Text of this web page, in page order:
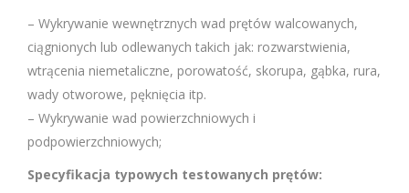
– Wykrywanie wewnętrznych wad prętów walcowanych,
ciągnionych lub odlewanych takich jak: rozwarstwienia,
wtrącenia niemetaliczne, porowatość, skorupa, gąbka, rura,
wady otworowe, pęknięcia itp.
– Wykrywanie wad powierzchniowych i
podpowierzchniowych;
Specyfikacja typowych testowanych prętów: